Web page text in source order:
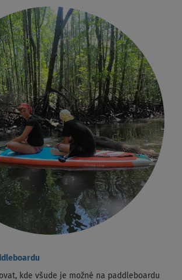
kde všude je možné na paddleboardu